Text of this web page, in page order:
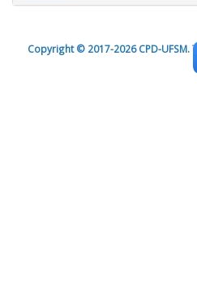
Copyright © 2017-2026 CPD-